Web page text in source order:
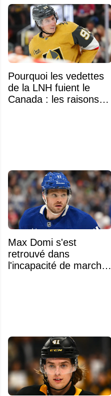
Pourquoi les vedettes
de la LNH fuient le
Canada : les raisons
Max Domi s'est
retrouvé dans
l'incapacité de marcher